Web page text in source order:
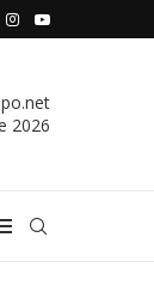
2026